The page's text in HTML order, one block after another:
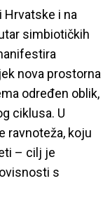
Hrvatske i na
simbiotičkih
nova prostorna
određen oblik,
ciklusa. U
ravnoteža, koju
– cilj je
s